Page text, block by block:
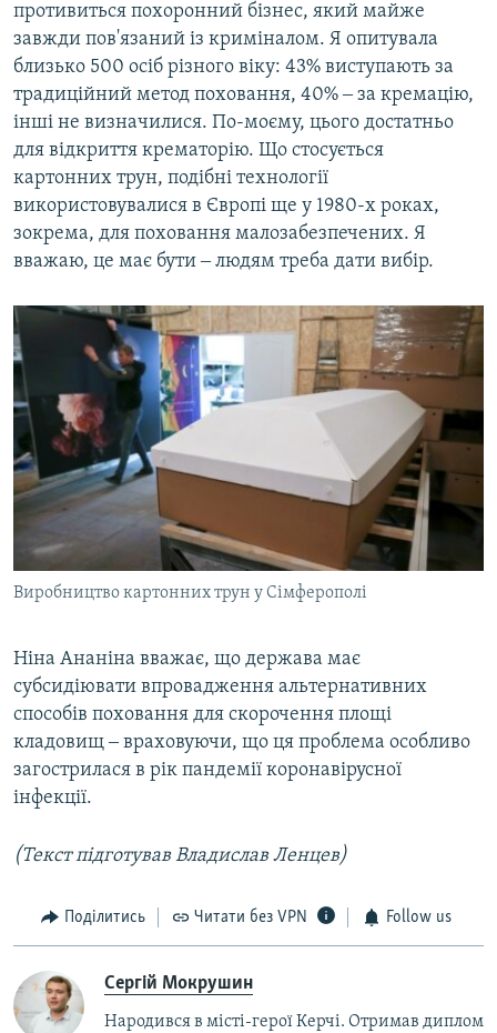
противиться похоронний бізнес, який майже
завжди пов'язаний із криміналом. Я опитувала
близько 500 осіб різного віку: 43% виступають за
традиційний метод поховання, 40% ‒ за кремацію,
інші не визначилися. По-моєму, цього достатньо
для відкриття крематорію. Що стосується
картонних трун, подібні технології
використовувалися в Європі ще у 1980-х роках,
зокрема, для поховання малозабезпечених. Я
вважаю, це має бути ‒ людям треба дати вибір.
Виробництво картонних трун у Сімферополі
Ніна Ананіна вважає, що держава має
субсидіювати впровадження альтернативних
способів поховання для скорочення площі
кладовищ ‒ враховуючи, що ця проблема особливо
загострилася в рік пандемії коронавірусної
інфекції.
(Текст підготував Владислав Ленцев)
Поділитись Читати без VPN Follow us
Сергій Мокрушин
Народився в місті-герої Керчі. Отримав диплом